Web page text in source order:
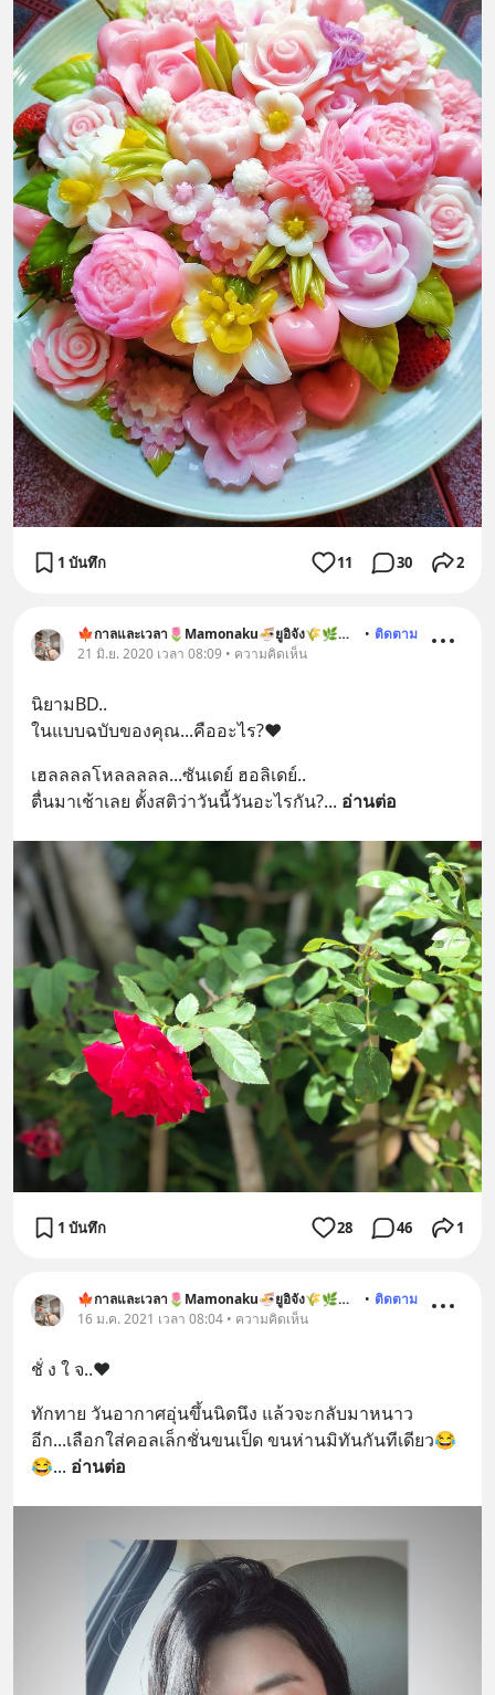
1 บันทึก 11 30 2
🍁กาลและเวลา🌷Mamonaku🍜ยูอิจัง🌾🌿🐶🐱 • ติดตาม
21 มิ.ย. 2020 เวลา 08:09 • ความคิดเห็น
นิยามBD..
ในแบบฉบับของคุณ...คืออะไร?❤️
เฮลลลลโหลลลลล...ซันเดย์ ฮอลิเดย์..
ตื่นมาเช้าเลย ตั้งสติว่าวันนี้วันอะไรกัน?... อ่านต่อ
1 บันทึก 28 46 1
🍁กาลและเวลา🌷Mamonaku🍜ยูอิจัง🌾🌿🐶🐱 • ติดตาม
16 ม.ค. 2021 เวลา 08:04 • ความคิดเห็น
ชั่ ง ใ จ..❤️
ทักทาย วันอากาศอุ่นขึ้นนิดนึง แล้วจะกลับมาหนาว
อีก...เลือกใส่คอลเล็กชั่นขนเป็ด ขนห่านมิทันกันทีเดียว😂
😂... อ่านต่อ